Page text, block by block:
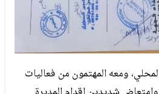
ومعه المهتمون من فعاليات